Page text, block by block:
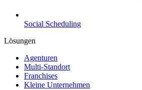
Social Scheduling
Lösungen
Agenturen
Multi-Standort
Franchises
Kleine Unternehmen